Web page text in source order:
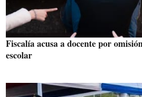
Fiscalía acusa a docente por
escolar